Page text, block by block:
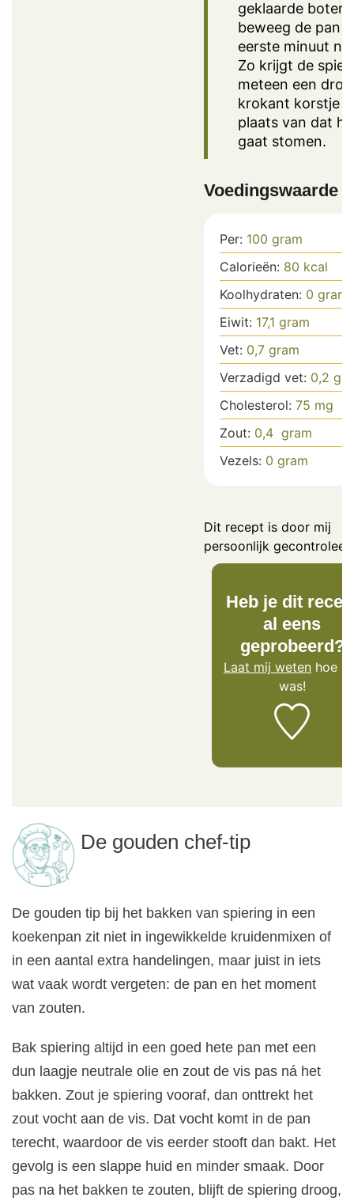
geklaarde boter,
beweeg de pan
eerste minuut
Zo krijgt de
meteen een
krokant korstje
plaats van dat hij
gaat stomen.
Voedingswaarde
Per: 100 gram
Calorieën: 80 kcal
Koolhydraten: 0 gram
Eiwit: 17,1 gram
Vet: 0,7 gram
Verzadigd vet: 0,2
Cholesterol: 75 mg
Zout: 0,4 gram
Vezels: 0 gram
Dit recept is door mij
persoonlijk
Heb je dit
al eens
geprobeerd?
Laat mij weten hoe
was!
De gouden chef-tip
De gouden tip bij het bakken van spiering in een
koekenpan zit niet in ingewikkelde kruidenmixen of
in een aantal extra handelingen, maar juist in iets
wat vaak wordt vergeten: de pan en het moment
van zouten.
Bak spiering altijd in een goed hete pan met een
dun laagje neutrale olie en zout de vis pas ná het
bakken. Zout je spiering vooraf, dan onttrekt het
zout vocht aan de vis. Dat vocht komt in de pan
terecht, waardoor de vis eerder stooft dan bakt. Het
gevolg is een slappe huid en minder smaak. Door
pas na het bakken te zouten, blijft de spiering droog,